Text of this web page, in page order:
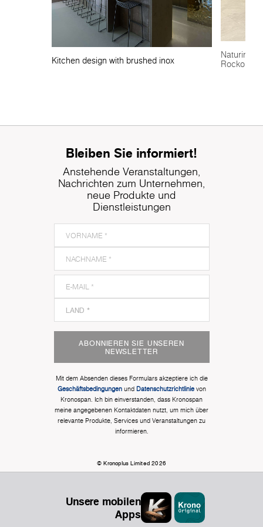
einladende Umgebung, die sowohl das alpine Erbe als
auch moderne Designstandards widerspiegelt.
Kitchen design with brushed inox
Rocko
Bleiben Sie informiert!
Anstehende Veranstaltungen,
Nachrichten zum Unternehmen,
neue Produkte und
Dienstleistungen
ABONNIEREN SIE UNSEREN
NEWSLETTER
Mit dem Absenden dieses Formulars akzeptiere ich die
Geschäftsbedingungenund Datenschutzrichtlinievon
Kronospan. Ich bin einverstanden, dass Kronospan
meine angegebenen Kontaktdaten nutzt, um mich über
relevante Produkte, Services und Veranstaltungen zu
informieren.
© Kronoplus Limited 2026
Unsere mobilen
Apps